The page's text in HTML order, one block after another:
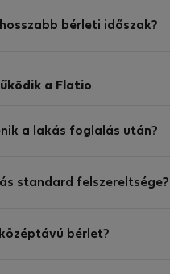
bérleti időszak?
a Flatio
a lakás foglalás után?
standard felszereltsége?
bérlet?